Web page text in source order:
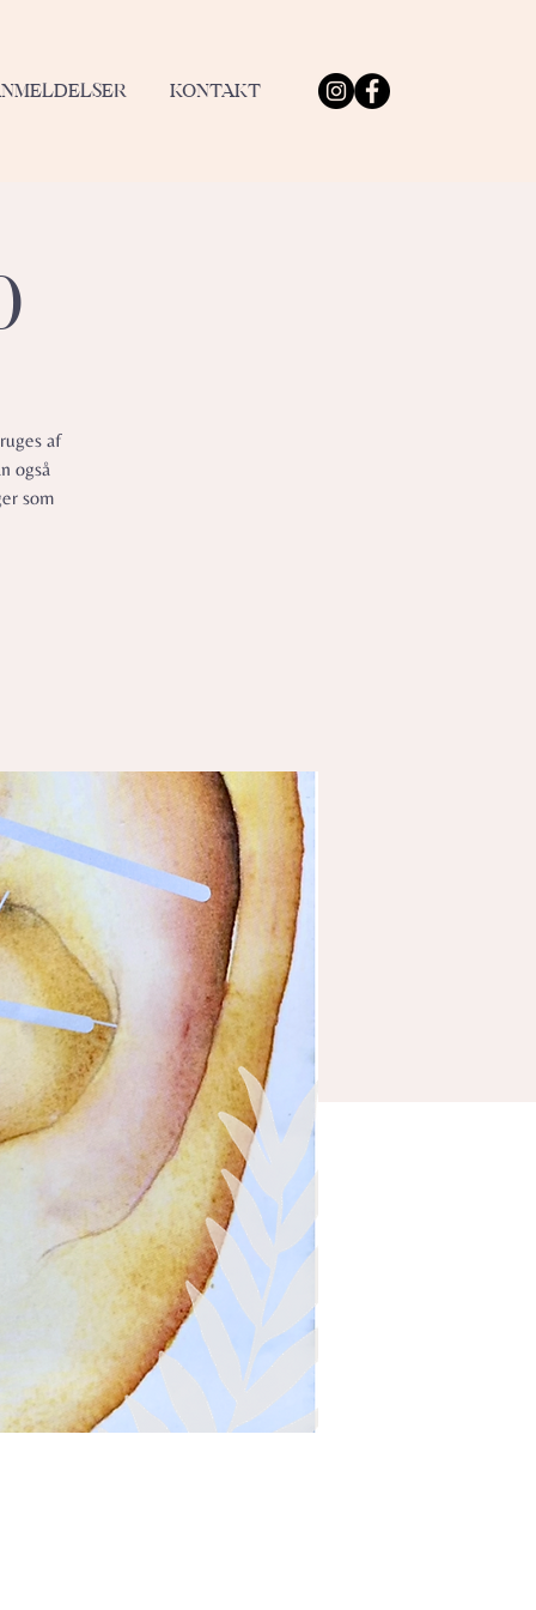
KONTAKT
af
også
som